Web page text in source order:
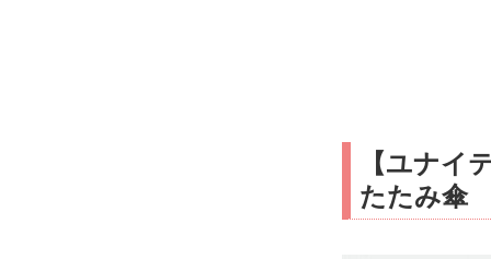
【ユナイ
たたみ傘